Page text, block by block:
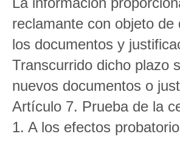
reclamante con objeto
los documentos y
Transcurrido dicho plazo
nuevos documentos o
Artículo 7. Prueba de la
1. A los efectos